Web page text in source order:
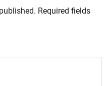
Required fields